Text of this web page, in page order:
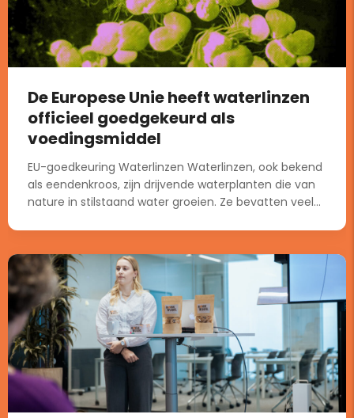
De Europese Unie heeft waterlinzen
officieel goedgekeurd als
voedingsmiddel
EU-goedkeuring Waterlinzen Waterlinzen, ook bekend
als eendenkroos, zijn drijvende waterplanten die van
nature in stilstaand water groeien. Ze bevatten veel...